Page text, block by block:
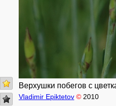
Верхушки побегов с
Vladimir Epiktetov © 2010